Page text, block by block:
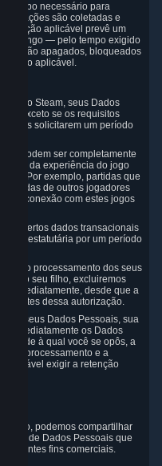
tempo necessário para
são coletadas e
aplicável prevê um
longo — pelo tempo exigido
serão apagados, bloqueados
aplicável.
do Steam, seus Dados
exceto se os requisitos
solicitarem um período
não podem ser completamente
da experiência do jogo
Por exemplo, partidas que
partidas de outros jogadores
sua conexão com estes jogos
certos dados transacionais
estatutária por um período
ao processamento dos seus
do seu filho, excluiremos
imediatamente, desde que a
dessa autorização.
dos seus Dados Pessoais, sua
imediatamente os Dados
à qual você se opôs, a
o processamento e a
aplicável exigir a retenção
podemos compartilhar
de Dados Pessoais que
seguintes fins comerciais.